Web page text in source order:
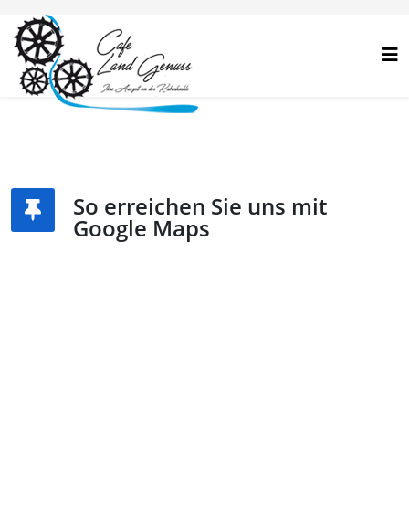
So erreichen Sie uns mit
Google Maps